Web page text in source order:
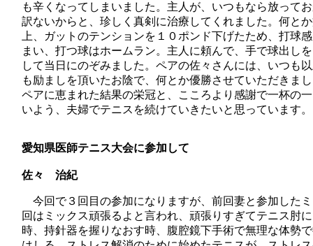
も辛くなってしまいました。主人が、いつもなら放って
訳ないからと、珍しく真剣に治療してくれました。何と
上、ガットのテンションを１０ポンド下げたため、打球
まい、打つ球はホームラン。主人に頼んで、手で球出し
して当日にのぞみました。ペアの佐々さんには、いつも
も励ましを頂いたお陰で、何とか優勝させていただきま
ペアに恵まれた結果の栄冠と、こころより感謝で一杯の
いよう、夫婦でテニスを続けていきたいと思っています。
愛知県医師テニス大会に参加して
佐々 治紀
今回で３回目の参加になりますが、前回妻と参加した
回はミックス頑張るよと言われ、頑張りすぎてテニス肘
時、持針器を握りなおす時、腹腔鏡下手術で無理な体勢